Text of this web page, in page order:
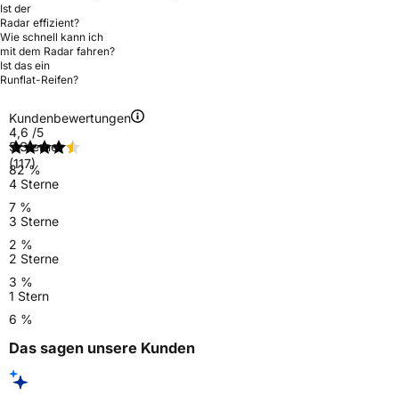
Ist der
Radar effizient?
Wie schnell kann ich
mit dem Radar fahren?
Ist das ein
Runflat-Reifen?
Kundenbewertungen
4,6 /5
(117)
5 Sterne
82 %
4 Sterne
7 %
3 Sterne
2 %
2 Sterne
3 %
1 Stern
6 %
Das sagen unsere Kunden